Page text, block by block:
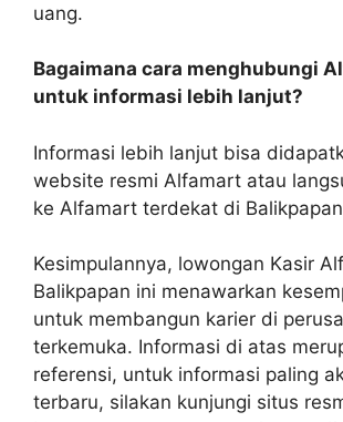
uang.
Bagaimana cara menghubungi
untuk informasi lebih lanjut?
Informasi lebih lanjut bisa
website resmi Alfamart atau
ke Alfamart terdekat di
Kesimpulannya, lowongan Kasir
Balikpapan ini menawarkan
untuk membangun karier di
terkemuka. Informasi di atas
referensi, untuk informasi paling
terbaru, silakan kunjungi situs